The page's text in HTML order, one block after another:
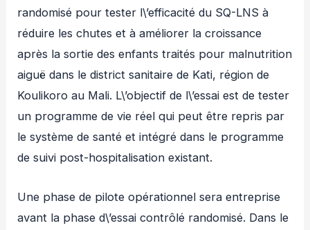
randomisé pour tester l\’efficacité du SQ-LNS à
réduire les chutes et à améliorer la croissance
après la sortie des enfants traités pour malnutrition
aiguë dans le district sanitaire de Kati, région de
Koulikoro au Mali. L\’objectif de l\’essai est de tester
un programme de vie réel qui peut être repris par
le système de santé et intégré dans le programme
de suivi post-hospitalisation existant.
Une phase de pilote opérationnel sera entreprise
avant la phase d\’essai contrôlé randomisé. Dans le